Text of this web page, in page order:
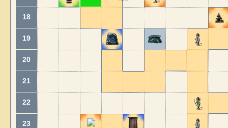
18
19
20
21
22
23